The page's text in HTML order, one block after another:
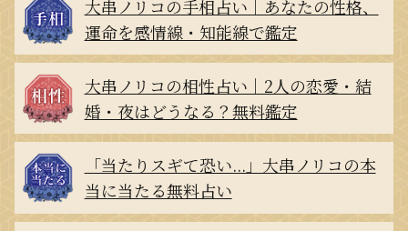
大串ノリコの手相占い｜あなたの性格、
運命を感情線・知能線で鑑定
大串ノリコの相性占い｜2人の恋愛・結
婚・夜はどうなる？無料鑑定
「当たりスギて恐い...」大串ノリコの本
当に当たる無料占い